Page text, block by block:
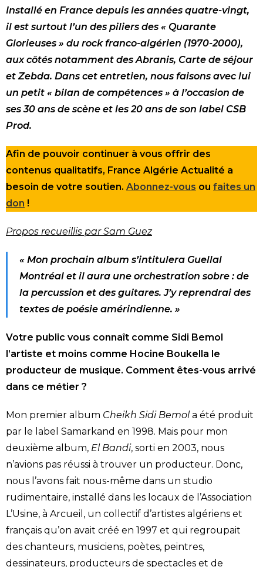
Installé en France depuis les années quatre-vingt,
il est surtout l’un des piliers des « Quarante
Glorieuses » du rock franco-algérien (1970-2000),
aux côtés notamment des Abranis, Carte de séjour
et Zebda. Dans cet entretien, nous faisons avec lui
un petit « bilan de compétences » à l’occasion de
ses 30 ans de scène et les 20 ans de son label CSB
Prod.
Afin de pouvoir continuer à vous offrir des
contenus qualitatifs, France Algérie Actualité a
besoin de votre soutien. Abonnez-vous ou faites un
don !
Propos recueillis par Sam Guez
« Mon prochain album s’intitulera Guellal
Montréal et il aura une orchestration sobre : de
la percussion et des guitares. J’y reprendrai des
textes de poésie amérindienne. »
Votre public vous connaît comme Sidi Bemol
l’artiste et moins comme Hocine Boukella le
producteur de musique. Comment êtes-vous arrivé
dans ce métier ?
Mon premier album Cheikh Sidi Bemola été produit
par le label Samarkand en 1998. Mais pour mon
deuxième album, El Bandi, sorti en 2003, nous
n’avions pas réussi à trouver un producteur. Donc,
nous l’avons fait nous-même dans un studio
rudimentaire, installé dans les locaux de l’Association
L’Usine, à Arcueil, un collectif d’artistes algériens et
français qu’on avait créé en 1997 et qui regroupait
des chanteurs, musiciens, poètes, peintres,
dessinateurs, producteurs de spectacles et de